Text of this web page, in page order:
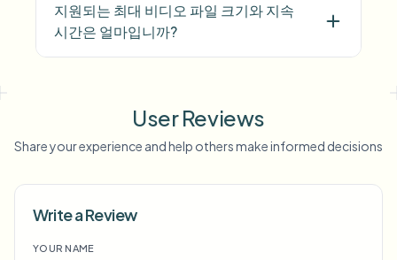
지원되는 최대 비디오 파일 크기와 지속
시간은 얼마입니까?
Anon
User Reviews
Share your experience and help others make informed decisions
Write a Review
YOUR NAME